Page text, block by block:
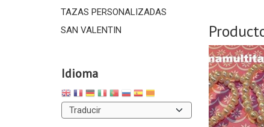
TAZAS PERSONALIZADAS
SAN VALENTIN
Idioma